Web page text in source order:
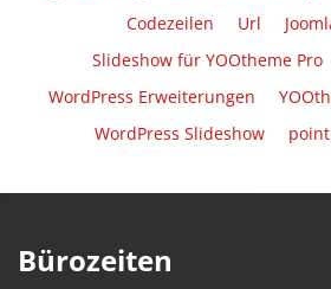
Codezeilen
Url
Slideshow für YOOtheme Pro
WordPress Erweiterungen
WordPress Slideshow
point
Bürozeiten